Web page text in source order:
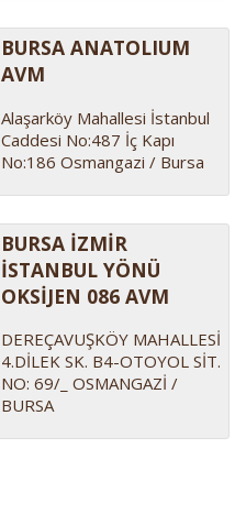
BURSA ANATOLIUM
AVM
Alaşarköy Mahallesi İstanbul
Caddesi No:487 İç Kapı
No:186 Osmangazi / Bursa
BURSA İZMİR
İSTANBUL YÖNÜ
OKSİJEN 086 AVM
DEREÇAVUŞKÖY MAHALLESİ
4.DİLEK SK. B4-OTOYOL SİT.
NO: 69/_ OSMANGAZİ /
BURSA